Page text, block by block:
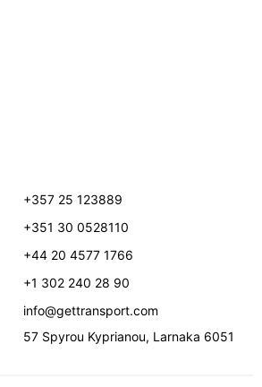
+357 25 123889
+351 30 0528110
+44 20 4577 1766
+1 302 240 28 90
info@gettransport.com
57 Spyrou Kyprianou, Larnaka 6051